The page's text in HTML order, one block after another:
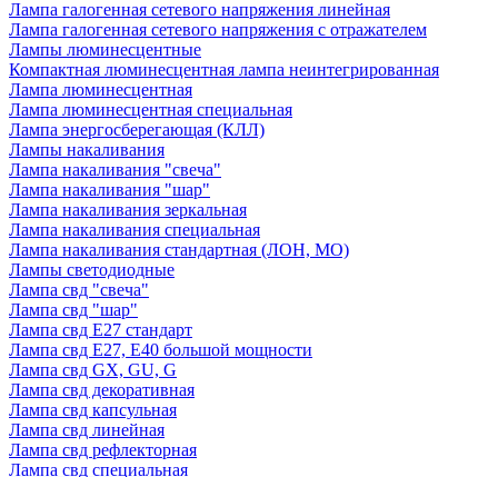
Лампа галогенная сетевого напряжения линейная
Лампа галогенная сетевого напряжения с отражателем
Лампы люминесцентные
Компактная люминесцентная лампа неинтегрированная
Лампа люминесцентная
Лампа люминесцентная специальная
Лампа энергосберегающая (КЛЛ)
Лампы накаливания
Лампа накаливания "свеча"
Лампа накаливания "шар"
Лампа накаливания зеркальная
Лампа накаливания специальная
Лампа накаливания стандартная (ЛОН, МО)
Лампы светодиодные
Лампа свд "свеча"
Лампа свд "шар"
Лампа свд E27 стандарт
Лампа свд E27, Е40 большой мощности
Лампа свд GX, GU, G
Лампа свд декоративная
Лампа свд капсульная
Лампа свд линейная
Лампа свд рефлекторная
Лампа свд специальная